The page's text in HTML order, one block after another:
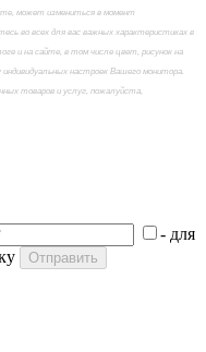
может измениться в момент
во всех для вас важных характеристиках в
и на сайте, в том числе цвет, рисунок на
настроек Вашего монитора.
товаров и услуг, пожалуйста,
- для